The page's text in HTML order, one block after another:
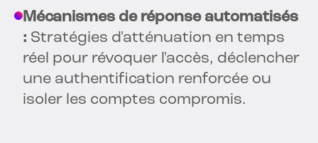
Mécanismes de réponse automatisés
: Stratégies d'atténuation en temps
réel pour révoquer l'accès, déclencher
une authentification renforcée ou
isoler les comptes compromis.